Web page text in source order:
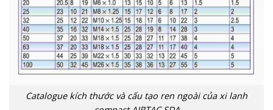
Catalogue kích thước và cấu tạo ren ngoài của xi lanh